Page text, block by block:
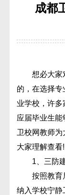
成都
想必大家对
的，在选择
业学校，许
应届毕业生能
卫校网教师
大家理解查看!
1、三防
按照教育局
纳入学校宁静